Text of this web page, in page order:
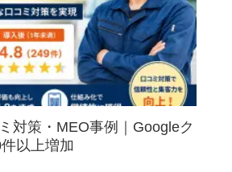
対策・MEO事例｜Googleク
以上増加